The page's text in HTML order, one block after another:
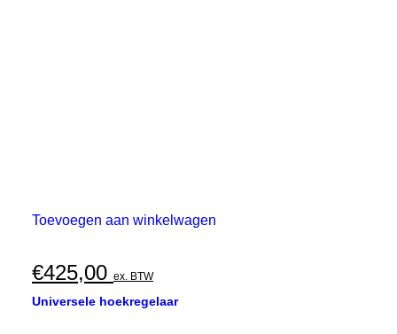
Toevoegen aan winkelwagen
€425,00 ex. BTW
Universele hoekregelaar